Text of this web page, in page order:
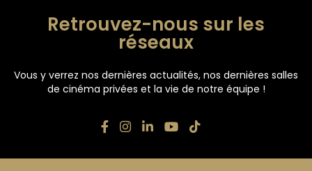
Retrouvez-nous sur les
réseaux
Vous y verrez nos dernières actualités, nos dernières salles
de cinéma privées et la vie de notre équipe !